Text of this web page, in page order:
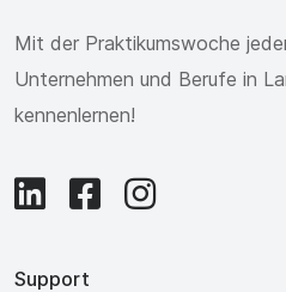
Mit der Praktikumswoche
Unternehmen und Berufe in
kennenlernen!
Support